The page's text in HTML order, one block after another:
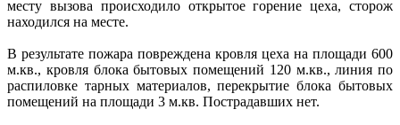
месту вызова происходило открытое горение цеха, сторож
находился на месте.
В результате пожара повреждена кровля цеха на площади 600
м.кв., кровля блока бытовых помещений 120 м.кв., линия по
распиловке тарных материалов, перекрытие блока бытовых
помещений на площади 3 м.кв. Пострадавших нет.